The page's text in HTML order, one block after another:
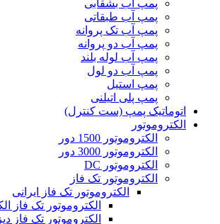
پمپ آب بشقابی
پمپ آب طبقاتی
پمپ آب تک پروانه
پمپ آب دو پروانه
پمپ آب لوله بلند
پمپ آب دو لول
پمپ استیل
پمپ پلی اتیلنی
اتوماتیک پمپ (ست کنترل)
الکتروموتور
الکتروموتور 1500 دور
الکتروموتور 3000 دور
الکتروموتور DC
الکتروموتور تک فاز
الکتروموتور تک فاز ایرانی
الکتروموتور تک فاز
الکتروموتور تک فاز